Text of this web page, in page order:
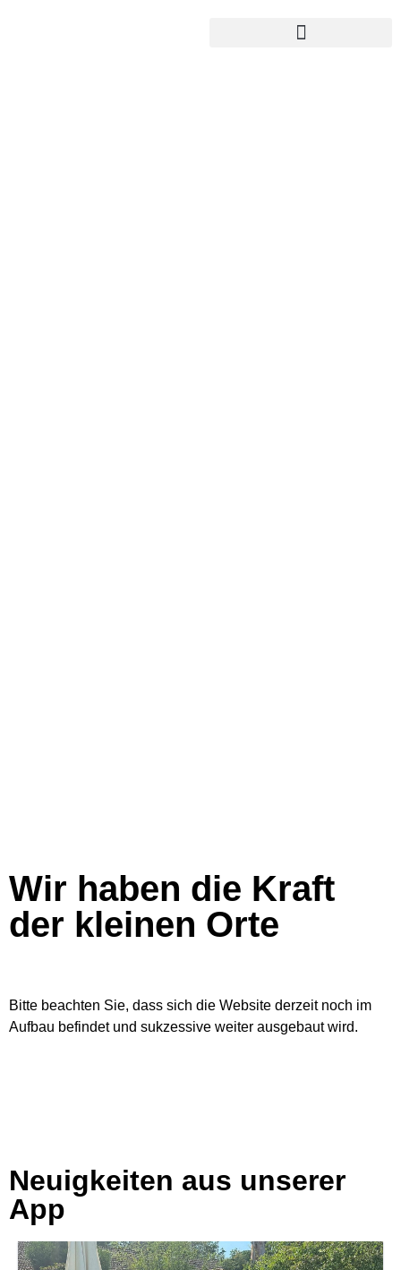
Wir haben die Kraft
der kleinen Orte
Bitte beachten Sie, dass sich die Website derzeit noch im
Aufbau befindet und sukzessive weiter ausgebaut wird.
Neuigkeiten aus unserer
App